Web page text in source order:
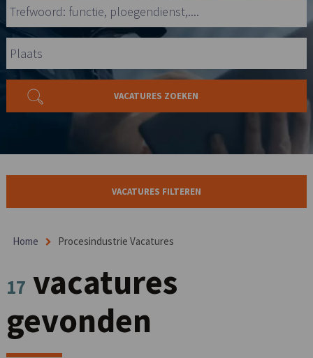
VACATURES FILTEREN
Home Procesindustrie Vacatures
17 vacatures
gevonden